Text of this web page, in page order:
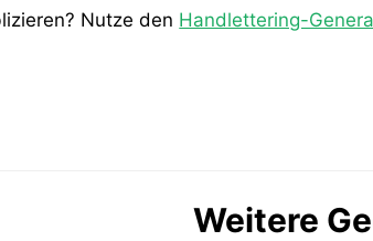
Nutze den Handlettering-
Weitere